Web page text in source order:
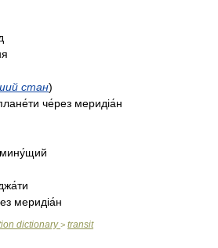
стан)
че́рез меридіа́н
мину́щий
меридіа́н
dictionary> transit